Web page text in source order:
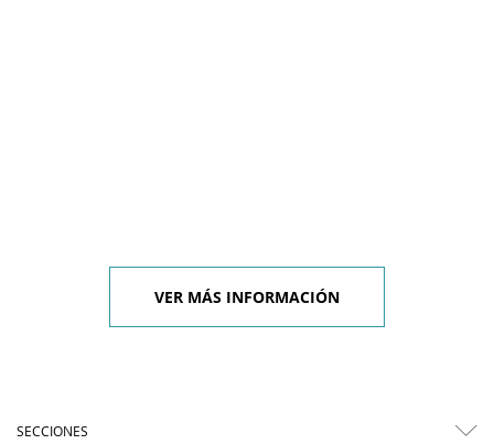
VER MÁS INFORMACIÓN
SECCIONES